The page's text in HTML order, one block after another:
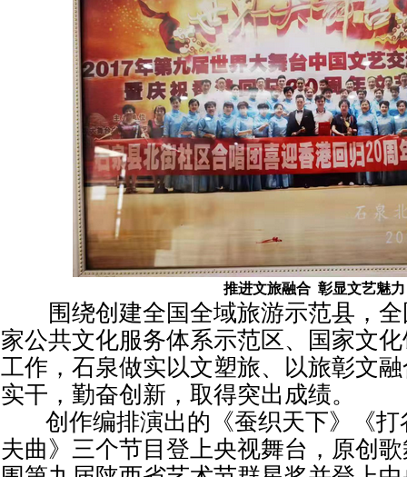
推进文旅融合 彰显文艺魅力
围绕创建全国全域旅游示范县，全
家公共文化服务体系示范区、国家文
工作，石泉做实以文塑旅、以旅彰文
实干，勤奋创新，取得突出成绩。
创作编排演出的《蚕织天下》《打
夫曲》三个节目登上央视舞台，原创